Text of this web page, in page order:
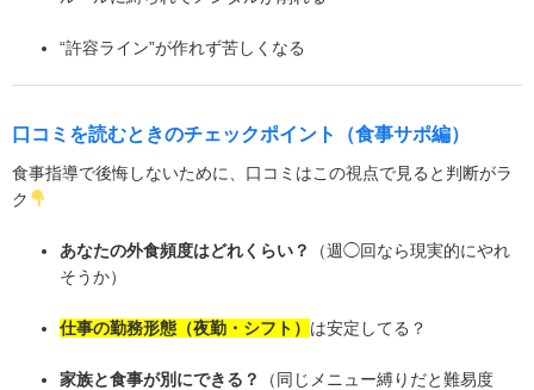
“許容ライン”が作れず苦しくなる
口コミを読むときのチェックポイント（食事サポ編）
食事指導で後悔しないために、口コミはこの視点で見ると判断がラ
ク
あなたの外食頻度はどれくらい？
（週◯回なら現実的にやれ
そうか）
仕事の勤務形態（夜勤・シフト） は安定してる？
家族と食事が別にできる？
（同じメニュー縛りだと難易度